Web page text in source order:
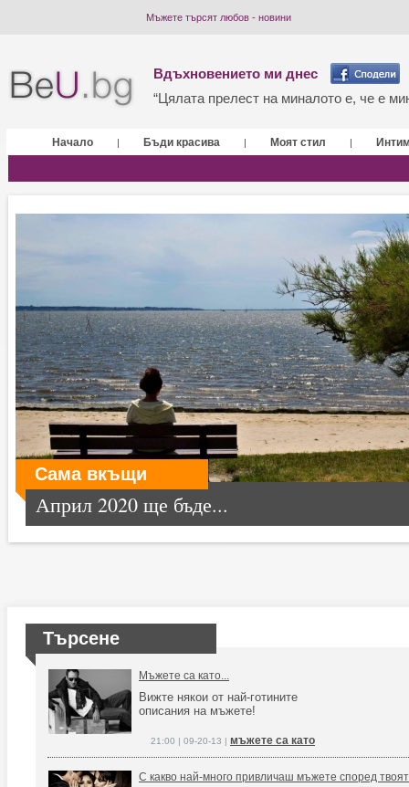
Мъжете търсят любов - новини
Вдъхновението ми днес
“Цялата прелест на миналото е, че е
Начало | Бъди красива | Моят стил |
Сама вкъщи
Април 2020 ще бъде...
Търсене
Мъжете са като...
Вижте някои от най-готините
описания на мъжете!
21:00 | 09-20-13 | мъжете са като
С какво най-много привличаш мъжете според